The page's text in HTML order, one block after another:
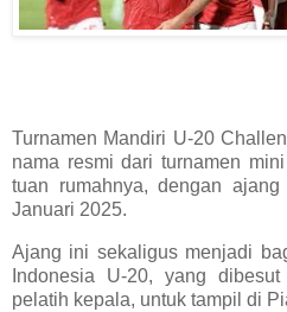
Turnamen Mandiri U-20
nama resmi dari turnamen
tuan rumahnya, dengan
Januari 2025.
Ajang ini sekaligus menjadi
Indonesia U-20, yang
pelatih kepala, untuk tampil di